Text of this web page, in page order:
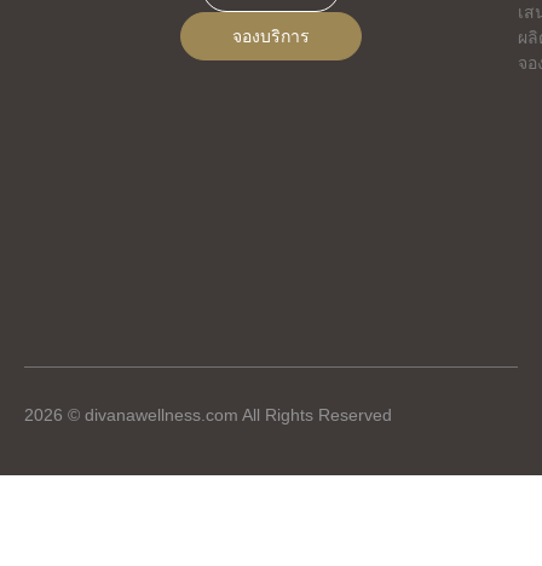
จองบริการ
เส
ผ
จ
2026 © divanawellness.com All Rights Reserved